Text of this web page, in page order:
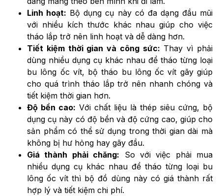
Linh hoạt: Bộ dụng cụ này có đa dạng đầu mũi
với nhiều kích thước khác nhau giúp cho việc
tháo lắp trở nên linh hoạt và dễ dàng hơn.
Tiết kiệm thời gian và công sức: Thay vì phải
dùng nhiều dụng cụ khác nhau để tháo từng loại
bu lông ốc vít, bộ tháo bu lông ốc vít gãy giúp
cho quá trình tháo lắp trở nên nhanh chóng và
tiết kiệm thời gian hơn.
Độ bền cao: Với chất liệu là thép siêu cứng, bộ
dụng cụ này có độ bền và độ cứng cao, giúp cho
sản phẩm có thể sử dụng trong thời gian dài mà
không bị hư hỏng hay gãy đầu.
Giá thành phải chăng: So với việc phải mua
nhiều dụng cụ khác nhau để tháo từng loại bu
lông ốc vít thì bộ đồ dùng này có giá thành rất
hợp lý và tiết kiệm chi phí.